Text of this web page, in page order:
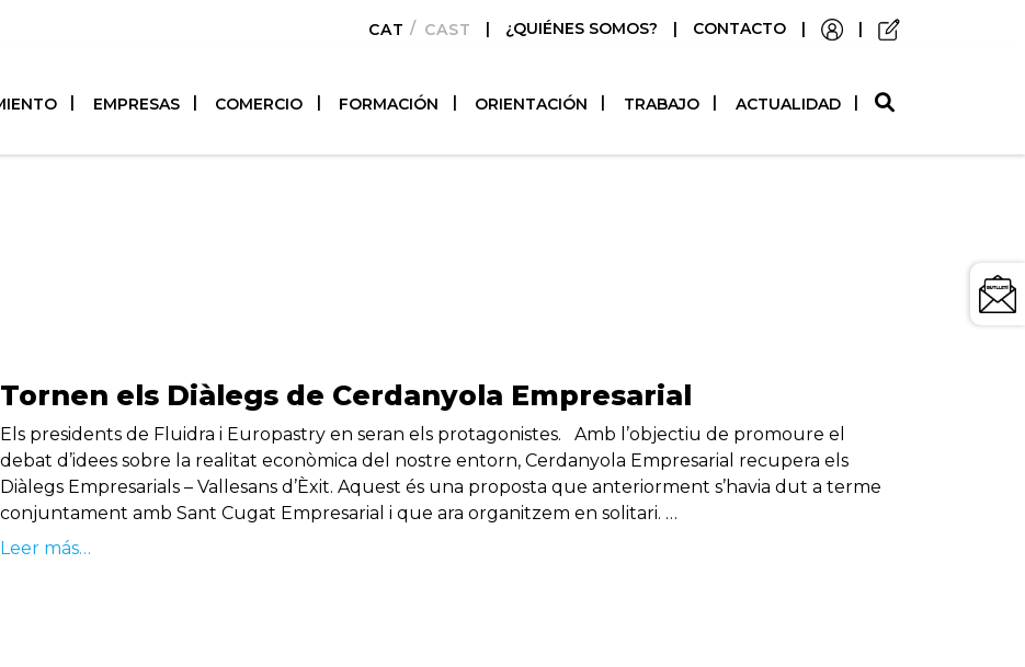
CATALÀCASTELLANO
| ¿QUIÉNES SOMOS? | CONTACTO | |
EMPRESAS COMERCIO FORMACIÓN ORIENTACIÓN TRABAJO ACTUALIDAD
Tornen els Diàlegs de Cerdanyola Empresarial
Els presidents de Fluidra i Europastry en seran els protagonistes. Amb l’objectiu de promoure el
debat d’idees sobre la realitat econòmica del nostre entorn, Cerdanyola Empresarial recupera els
Diàlegs Empresarials – Vallesans d’Èxit. Aquest és una proposta que anteriorment s’havia dut a terme
conjuntament amb Sant Cugat Empresarial i que ara organitzem en solitari. …
Leer más…